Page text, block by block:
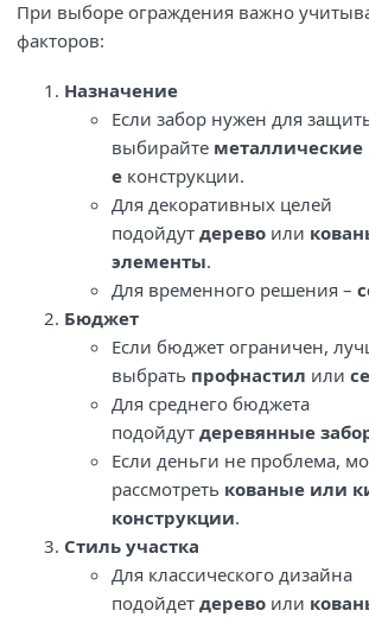
При выборе ограждения важно
факторов:
Назначение
Если забор нужен для
выбирайте металлические
е конструкции.
Для декоративных целей
подойдут дерево или
элементы.
Для временного решения –
Бюджет
Если бюджет ограничен,
выбрать профнастил или
Для среднего бюджета
подойдут деревянные
Если деньги не проблема,
рассмотреть кованые или
конструкции.
Стиль участка
Для классического дизайна
подойдет дерево или